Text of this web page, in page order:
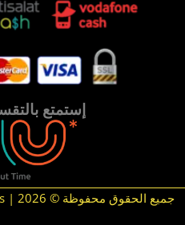
إستمتع
جميع الحقوق محفوظة © 2026 | FTS -Fitness Tech Supplements